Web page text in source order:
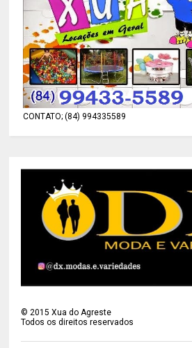
CONTATO; (84) 994335589
© 2015 Xua do Agreste
Todos os direitos reservados